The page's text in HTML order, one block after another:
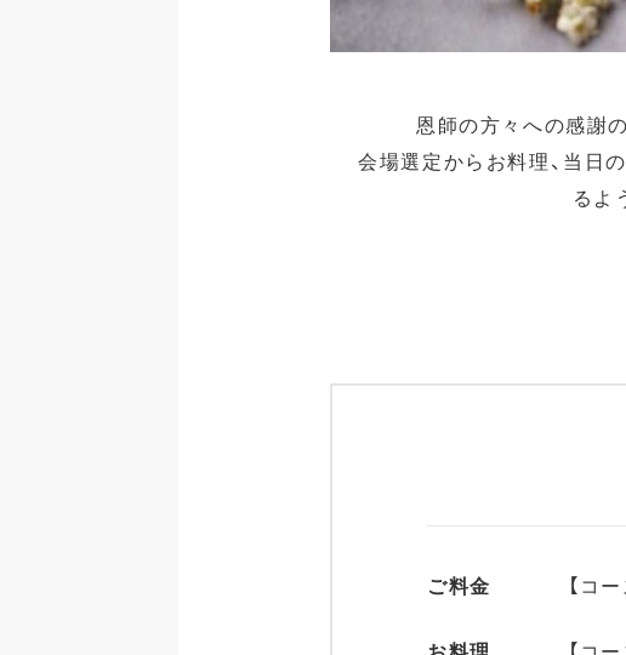
恩師の方々への感謝
会場選定からお料理、当日
るよ
ご料金 【コ